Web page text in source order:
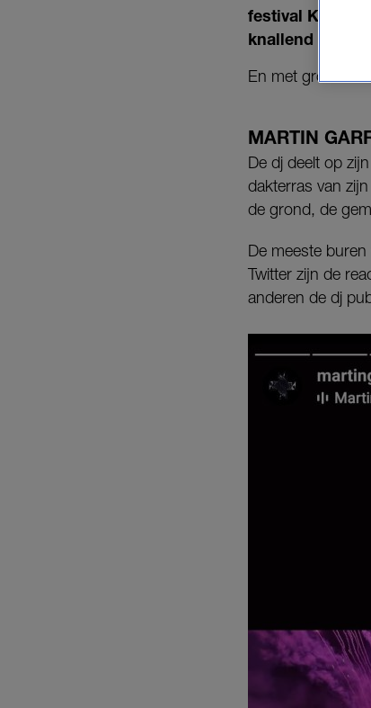
festival
knallend einde
En met groots
MARTIN
De dj deelt op
dakterras van
de grond, de
De meeste
Twitter zijn de
anderen de dj